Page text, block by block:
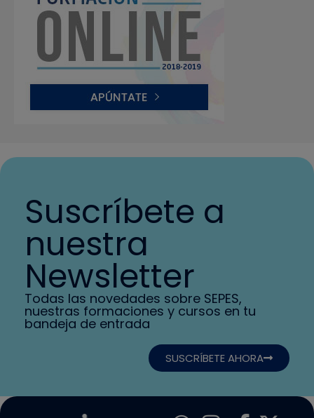
Suscríbete a
nuestra
Newsletter
Todas las novedades sobre SEPES,
nuestras formaciones y cursos en tu
bandeja de entrada
SUSCRÍBETE AHORA